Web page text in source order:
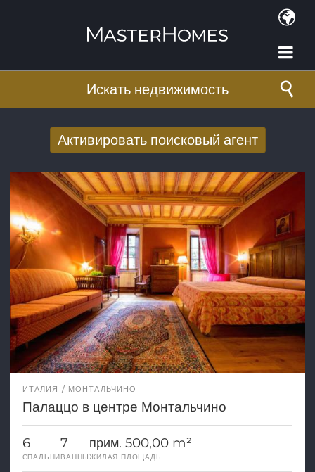
Искать недвижимость
Активировать поисковый агент
электронной почте
E-mail адрес*
ИТАЛИЯ МОНТАЛЬЧИНО
Палаццо в центре Монтальчино
6
СПАЛЬНИ
7
ВАННЫ
прим. 500,00 m²
ЖИЛАЯ ПЛОЩАДЬ